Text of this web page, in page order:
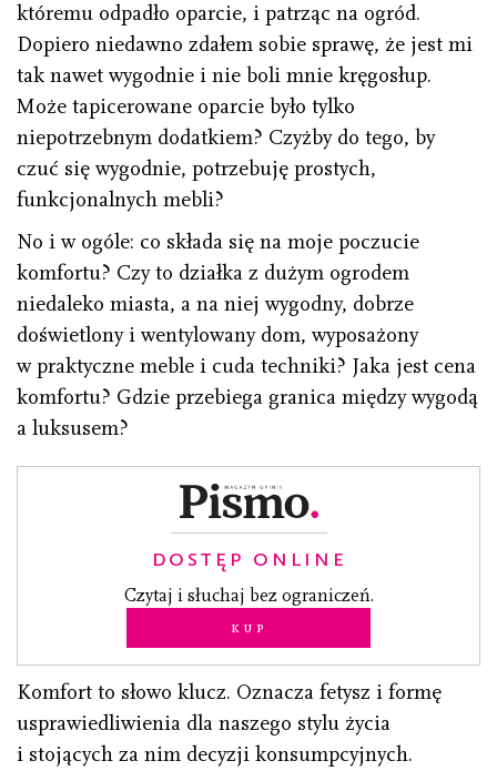
któremu odpadło oparcie, i patrząc na ogród.
Dopiero niedawno zdałem sobie sprawę, że jest mi
tak nawet wygodnie i nie boli mnie kręgosłup.
Może tapicerowane oparcie było tylko
niepotrzebnym dodatkiem? Czyżby do tego, by
czuć się wygodnie, potrzebuję prostych,
funkcjonalnych mebli?
No i w ogóle: co składa się na moje poczucie
komfortu? Czy to działka z dużym ogrodem
niedaleko miasta, a na niej wygodny, dobrze
doświetlony i wentylowany dom, wyposażony
w praktyczne meble i cuda techniki? Jaka jest cena
komfortu? Gdzie przebiega granica między wygodą
a luksusem?
DOSTĘP ONLINE
Czytaj i słuchaj bez ograniczeń.
Kup
Komfort to słowo klucz. Oznacza fetysz i formę
usprawiedliwienia dla naszego stylu życia
i stojących za nim decyzji konsumpcyjnych.